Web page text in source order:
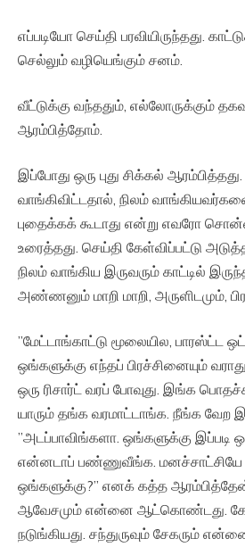
எப்படியோ செய்தி பரவியிருந்தது.
செல்லும் வழியெங்கும் சனம்.
வீட்டுக்கு வந்ததும், எல்லோருக்கும்
ஆரம்பித்தோம்.
இப்போது ஒரு புது சிக்கல்
வாங்கிவிட்டதால், நிலம்
புதைக்கக் கூடாது என்று எவரோ
உரைத்தது. செய்தி கேள்விப்பட்டு
நிலம் வாங்கிய இருவரும் காட்டில்
அண்ணனும் மாறி மாறி, அருளிடமும்,
”மேட்டாங்காட்டு மூலையில, பாரஸ்ட்ட
ஒங்களுக்கு எந்தப் பிரச்சினையும்
ஒரு ரிசார்ட் வரப் போவுது. இங்க
யாரும் தங்க வரமாட்டாங்க. நீங்க வேற
”அடப்பாவிங்களா. ஒங்களுக்கு இப்படி
என்னடாப் பண்ணுவீங்க. மனச்சாட்சியே
ஒங்களுக்கு?” எனக் கத்த
ஆவேசமும் என்னை ஆட்கொண்டது.
நடுங்கியது. சந்துருவும் சேகரும்